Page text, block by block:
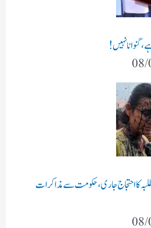
گنوانا نہیں!
کا احتجاج جاری، حکومت سے مذاکرات